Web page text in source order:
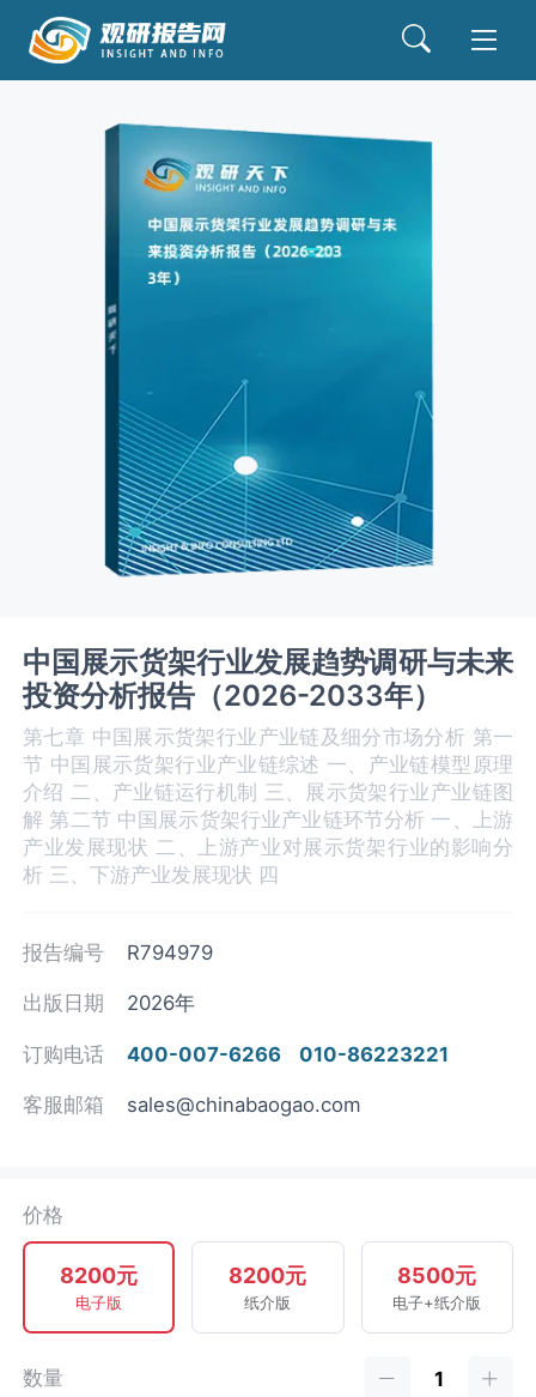
中国展示货架行业发展趋势调研与未来
投资分析报告（2026-2033年）
第七章 中国展示货架行业产业链及细分市场分析 第一
节 中国展示货架‌‌‌行业产业链综述 一、产业链模型原理
介绍 二、产业链运行机制 三、展示货架‌‌‌行业产业链图
解 第二节 中国展示货架‌‌‌行业产业链环节分析 一、上游
产业发展现状 二、上游产业对展示货架‌‌‌行业的影响分
析 三、下游产业发展现状 四
报告编号 R794979
出版日期 2026年
订购电话 400-007-6266 010-86223221
客服邮箱 sales@chinabaogao.com
价格
8200元
电子版
8200元
纸介版
8500元
电子+纸介版
数量